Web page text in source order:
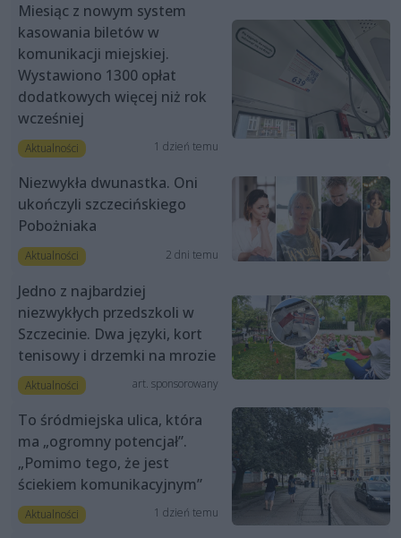
Miesiąc z nowym system
kasowania biletów w
komunikacji miejskiej.
Wystawiono 1300 opłat
dodatkowych więcej niż rok
wcześniej
Aktualności 1 dzień temu
Niezwykła dwunastka. Oni
ukończyli szczecińskiego
Pobożniaka
Aktualności 2 dni temu
Jedno z najbardziej
niezwykłych przedszkoli w
Szczecinie. Dwa języki, kort
tenisowy i drzemki na mrozie
Aktualności art. sponsorowany
To śródmiejska ulica, która
ma „ogromny potencjał”.
„Pomimo tego, że jest
ściekiem komunikacyjnym”
Aktualności 1 dzień temu